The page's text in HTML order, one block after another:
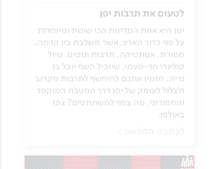
לטעום את תרבות יפן
יפן היא אחת המדינות הכי שונות ומיוחדות
על פני כדור הארץ, אשר משלבת בין קדמה,
מסורת, אסתטיקה, תרבות ונופים. טיול
קולינרי חד-פעמי, שיוביל השף יובל בן
נריה, מזמין אתכם להיחשף לתרבות מקרוב
ולצלול לעומק של יפן דרך המטבח המוקפד
והמסורתי. מה צפוי למשתתפים? צפו
באולפן.